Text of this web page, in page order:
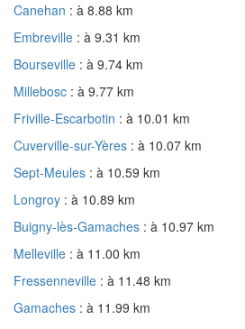
Canehan : à 8.88 km
Embreville : à 9.31 km
Bourseville : à 9.74 km
Millebosc : à 9.77 km
Friville-Escarbotin : à 10.01 km
Cuverville-sur-Yères : à 10.07 km
Sept-Meules : à 10.59 km
Longroy : à 10.89 km
Buigny-lès-Gamaches : à 10.97 km
Melleville : à 11.00 km
Fressenneville : à 11.48 km
Gamaches : à 11.99 km